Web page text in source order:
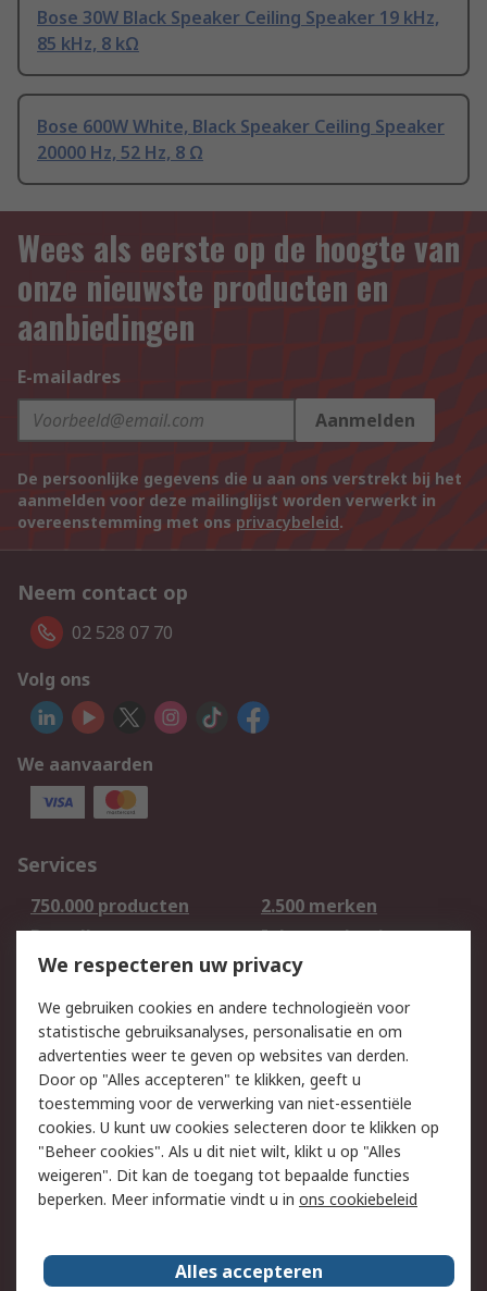
Bose 30W Black Speaker Ceiling Speaker 19 kHz,
85 kHz, 8 kΩ
Bose 600W White, Black Speaker Ceiling Speaker
20000 Hz, 52 Hz, 8 Ω
Wees als eerste op de hoogte van
onze nieuwste producten en
aanbiedingen
E-mailadres
Aanmelden
De persoonlijke gegevens die u aan ons verstrekt bij het
aanmelden voor deze mailinglijst worden verwerkt in
overeenstemming met ons privacybeleid.
Neem contact op
02 528 07 70
Volg ons
We aanvaarden
Services
750.000 producten
2.500 merken
Bestellen
Inkoopoplossingen
Retouren
Technisch advies
Track & Trace
Wettelijk
Cookiebeleid
Email veiligheid
Privacybeleid -
Bijgewerkt
Websitevoorwaarden
Algemene
verkoopvoorwaarden
Over RS
We respecteren uw privacy
We gebruiken cookies en andere technologieën voor
statistische gebruiksanalyses, personalisatie en om
advertenties weer te geven op websites van derden.
Door op "Alles accepteren" te klikken, geeft u
toestemming voor de verwerking van niet-essentiële
cookies. U kunt uw cookies selecteren door te klikken op
"Beheer cookies". Als u dit niet wilt, klikt u op "Alles
weigeren". Dit kan de toegang tot bepaalde functies
beperken. Meer informatie vindt u in ons cookiebeleid
Alles accepteren